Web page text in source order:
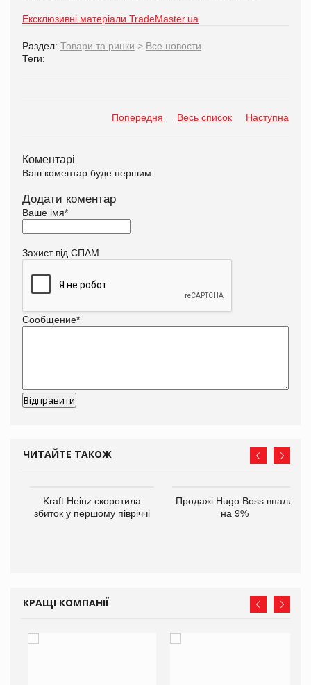
Ексклюзивні матеріали TradeMaster.ua
Раздел: Товари та ринки > Все новости
Теги:
Попередня Весь список Наступна
Коментарі
Ваш коментар буде першим.
Додати коментар
Ваше імя*
Захист від СПАМ
Сообщение*
ЧИТАЙТЕ ТАКОЖ
Kraft Heinz скоротила
збиток у першому півріччі
Продажі Hugo Boss впали
на 9%
КРАЩІ КОМПАНІЇ